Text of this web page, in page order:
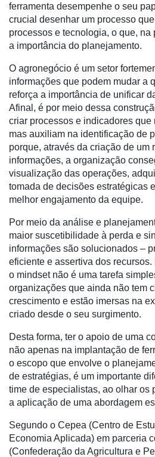
Agricultura
de
Precisão
Automação
e
Robótica
Conectividade
Dados
Análise
E-
Commerce
Informatização
da
Agricultura
Vertical
Software
Empresarial
Tecnologia
para
Recursos
Hídricos
Membros
Liberali
Netrin
Néctar
ferramenta desempenhe o seu
crucial desenhar um processo
processos e tecnologia, o que, na
a importância do planejamento.
O agronegócio é um setor
informações que podem mudar a
reforça a importância de unificar
Afinal, é por meio dessa
criar processos e indicadores que
mas auxiliam na identificação de
porque, através da criação de um
informações, a organização
visualização das operações,
tomada de decisões estratégicas
melhor engajamento da equipe.
Por meio da análise e
maior suscetibilidade à perda e
informações são solucionados –
eficiente e assertiva dos
o mindset não é uma tarefa
organizações que ainda não tem
crescimento e estão imersas na
criado desde o seu surgimento.
Desta forma, ter o apoio de uma
não apenas na implantação de
o escopo que envolve o
de estratégias, é um importante
time de especialistas, ao olhar os
a aplicação de uma abordagem
Segundo o Cepea (Centro de
Economia Aplicada) em parceria
(Confederação da Agricultura e